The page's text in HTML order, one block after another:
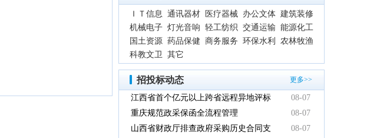
ＩＴ信息 通讯器材 医疗器械 办公文体 建筑装修
机械电子 灯光音响 轻工纺织 交通运输 能源化工
国土资源 药品保健 商务服务 环保水利
农林牧渔
科教文卫 其它
招投标动态 更多>>
江西省首个亿元以上跨省远程异地评标
项目在鹰潭市完成
08-07
重庆规范政采保函全流程管理
08-07
山西省财政厅排查政府采购历史合同支
08-07